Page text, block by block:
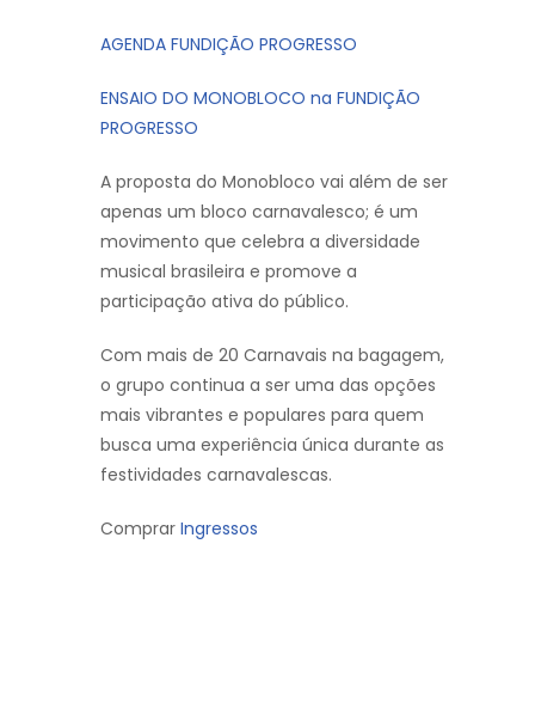
AGENDA FUNDIÇÃO PROGRESSO
ENSAIO DO MONOBLOCO na FUNDIÇÃO
PROGRESSO
A proposta do Monobloco vai além de ser
apenas um bloco carnavalesco; é um
movimento que celebra a diversidade
musical brasileira e promove a
participação ativa do público.
Com mais de 20 Carnavais na bagagem,
o grupo continua a ser uma das opções
mais vibrantes e populares para quem
busca uma experiência única durante as
festividades carnavalescas.
Comprar Ingressos